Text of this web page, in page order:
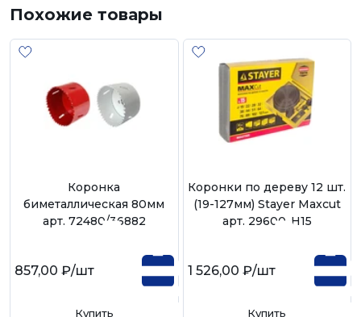
Похожие товары
Коронка
биметаллическая 80мм
арт. 72480/36882
857,00 ₽/шт
Купить
Коронки по дереву 12 шт.
(19-127мм) Stayer Maxcut
арт. 29600-H15
1 526,00 ₽/шт
Купить